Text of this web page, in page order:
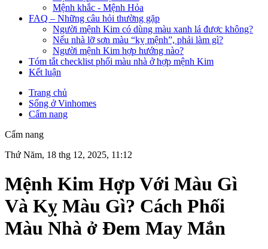
Mệnh khắc - Mệnh Hỏa
FAQ – Những câu hỏi thường gặp
Người mệnh Kim có dùng màu xanh lá được không?
Nếu nhà lỡ sơn màu “kỵ mệnh”, phải làm gì?
Người mệnh Kim hợp hướng nào?
Tóm tắt checklist phối màu nhà ở hợp mệnh Kim
Kết luận
Trang chủ
Sống ở Vinhomes
Cẩm nang
Cẩm nang
Thứ Năm, 18 thg 12, 2025, 11:12
Mệnh Kim Hợp Với Màu Gì
Và Kỵ Màu Gì? Cách Phối
Màu Nhà ở Đem May Mắn